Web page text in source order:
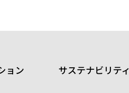
ョン サステナビリティ